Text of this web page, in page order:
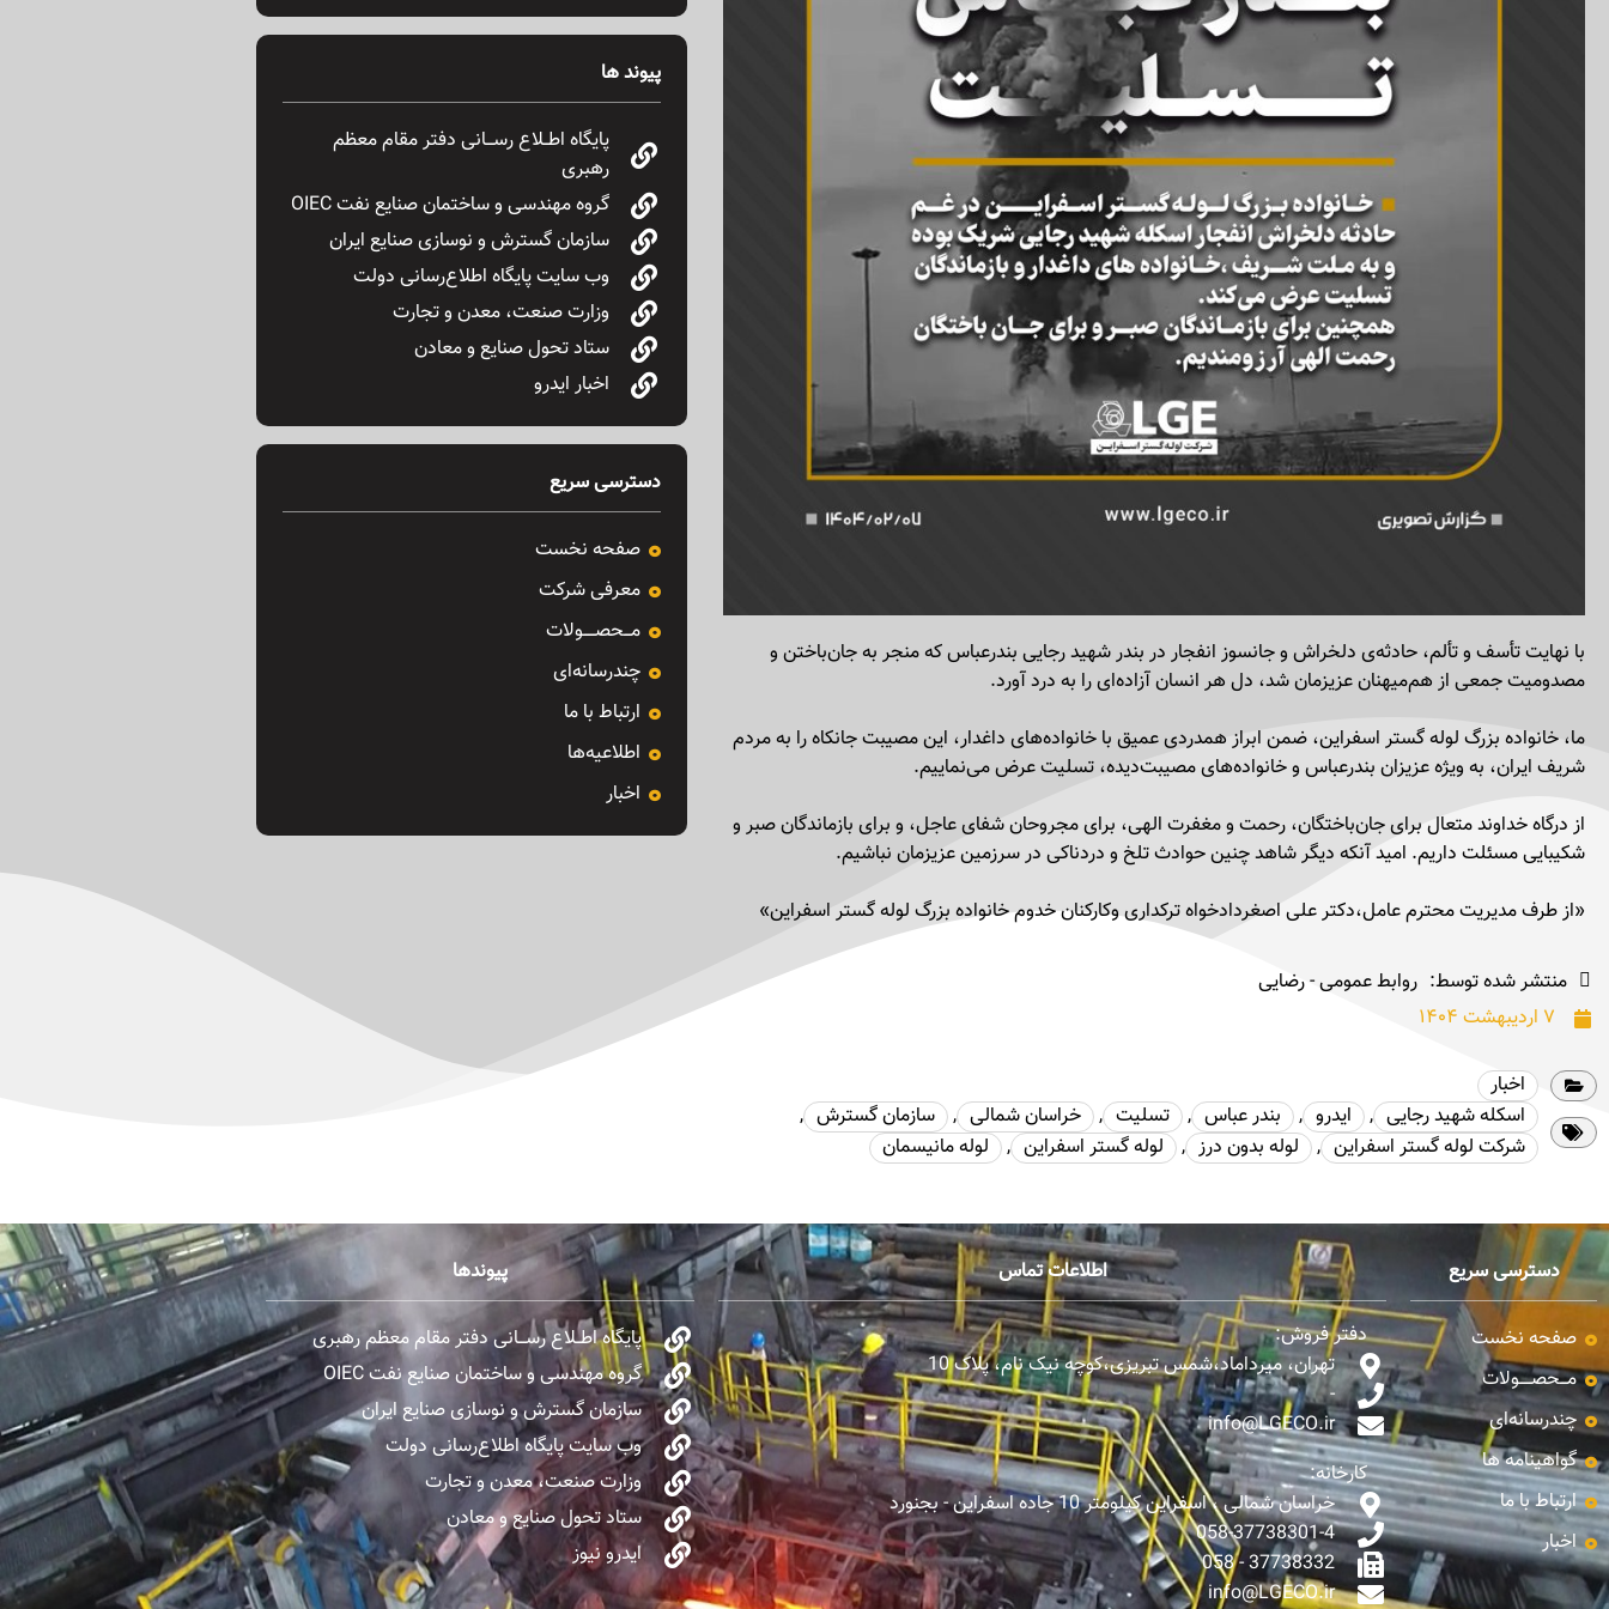
با نهایت تأسف و تألم، حادثه‌ی دلخراش و جانسوز انفجار در بندر شهید رجایی بندرعباس که منجر به جان‌باختن و
مصدومیت جمعی از هم‌میهنان عزیزمان شد، دل هر انسان آزاده‌ای را به درد آورد.
ما، خانواده بزرگ لوله گستر اسفراین، ضمن ابراز همدردی عمیق با خانواده‌های داغدار، این مصیبت جانکاه را به مردم
شریف ایران، به ویژه عزیزان بندرعباس و خانواده‌های مصیبت‌دیده، تسلیت عرض می‌نماییم.
از درگاه خداوند متعال برای جان‌باختگان، رحمت و مغفرت الهی، برای مجروحان شفای عاجل، و برای بازماندگان صبر و
شکیبایی مسئلت داریم. امید آنکه دیگر شاهد چنین حوادث تلخ و دردناکی در سرزمین عزیزمان نباشیم.
«از طرف مدیریت محترم عامل،دکتر علی اصغردادخواه ترکداری وکارکنان خدوم خانواده بزرگ لوله گستر اسفراین»
منتشر شده توسط: روابط عمومی - رضایی
۷ اردیبهشت ۱۴۰۴
اخبار
اسکله شهید رجایی , ایدرو , بندر عباس , تسلیت , خراسان شمالی , سازمان گسترش ,
شرکت لوله گستر اسفراین , لوله بدون درز , لوله گستر اسفراین , لوله مانیسمان
پیوند ها
پایگاه اطــلاع رســـانی دفتر مقام معظم
رهبری
گروه مهندسی و ساختمان صنایع نفت OIEC
سازمان گسترش و نوسازی صنایع ایران
وب سایت پایگاه اطلاع‌رسانی دولت
وزارت صنعت، معدن و تجارت
ستاد تحول صنایع و معادن
اخبار ایدرو
دسترسی سریع
صفحه نخست
معرفی شرکت
مـــحصـــــولات
چندرسانه‌ای
ارتباط با ما
اطلاعیه‌ها
اخبار
دسترسی سریع
صفحه نخست
مـــحصـــــولات
چندرسانه‌ای
گواهینامه ها
ارتباط با ما
اخبار
اطلاعات تماس
دفتر فروش:
تهران، میرداماد،شمس تبریزی،کوچه نیک نام، پلاک 10
-
info@LGECO.ir
کارخانه:
خراسان شمالی ، اسفراین کیلومتر 10 جاده اسفراین - بجنورد
058-37738301-4
37738332 - 058
info@LGECO.ir
پیوندها
پایگاه اطــلاع رســـانی دفتر مقام معظم رهبری
گروه مهندسی و ساختمان صنایع نفت OIEC
سازمان گسترش و نوسازی صنایع ایران
وب سایت پایگاه اطلاع‌رسانی دولت
وزارت صنعت، معدن و تجارت
ستاد تحول صنایع و معادن
ایدرو نیوز